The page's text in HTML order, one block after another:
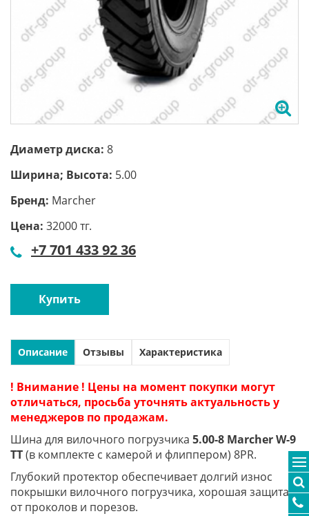
Диаметр диска: 8
Ширина; Высота: 5.00
Бренд: Marcher
Цена: 32000 тг.
+7 701 433 92 36
Купить
Описание Отзывы Характеристика
! Внимание ! Цены на момент покупки могут
отличаться, просьба уточнять актуальность у
менеджеров по продажам.
Шина для вилочного погрузчика 5.00-8 Marcher W-9
TT(в комплекте с камерой и флиппером) 8PR.
Глубокий протектор обеспечивает долгий износ
покрышки вилочного погрузчика, хорошая защита
от проколов и порезов.